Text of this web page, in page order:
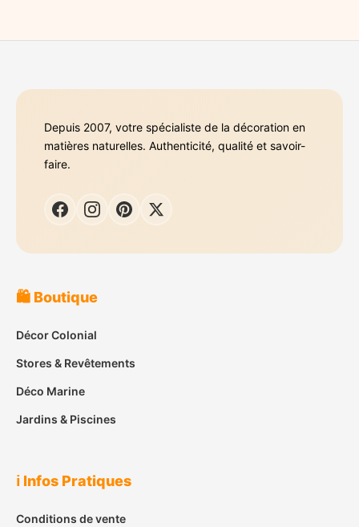
Depuis 2007, votre spécialiste de la décoration en
matières naturelles. Authenticité, qualité et savoir-
faire.
🛍️ Boutique
Décor Colonial
Stores & Revêtements
Déco Marine
Jardins & Piscines
ℹ️ Infos Pratiques
Conditions de vente